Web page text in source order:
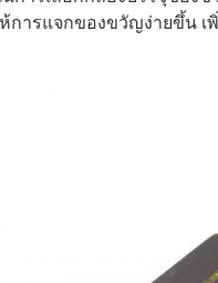
การแจกของขวัญง่ายขึ้น เ